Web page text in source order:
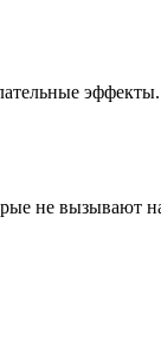
не вызывают